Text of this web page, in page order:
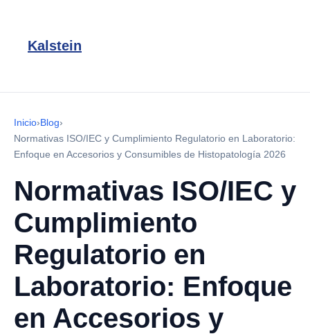
Kalstein
Inicio›Blog›
Normativas ISO/IEC y Cumplimiento Regulatorio en Laboratorio:
Enfoque en Accesorios y Consumibles de Histopatología 2026
Normativas ISO/IEC y
Cumplimiento
Regulatorio en
Laboratorio: Enfoque
en Accesorios y